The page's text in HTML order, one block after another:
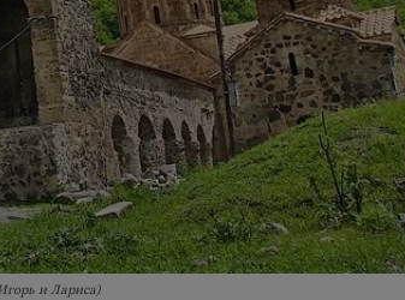
и Лариса)